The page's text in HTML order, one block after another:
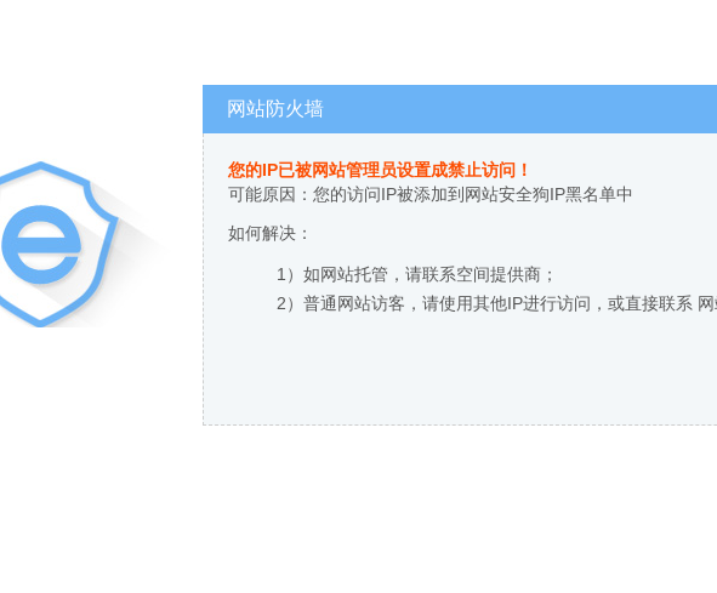
网站防火墙
您的IP已被网站管理员设置成禁止访问！
可能原因：您的访问IP被添加到网站安全狗IP黑名单中
如何解决：
1）如网站托管，请联系空间提供商；
2）普通网站访客，请使用其他IP进行访问，或直接联系 网